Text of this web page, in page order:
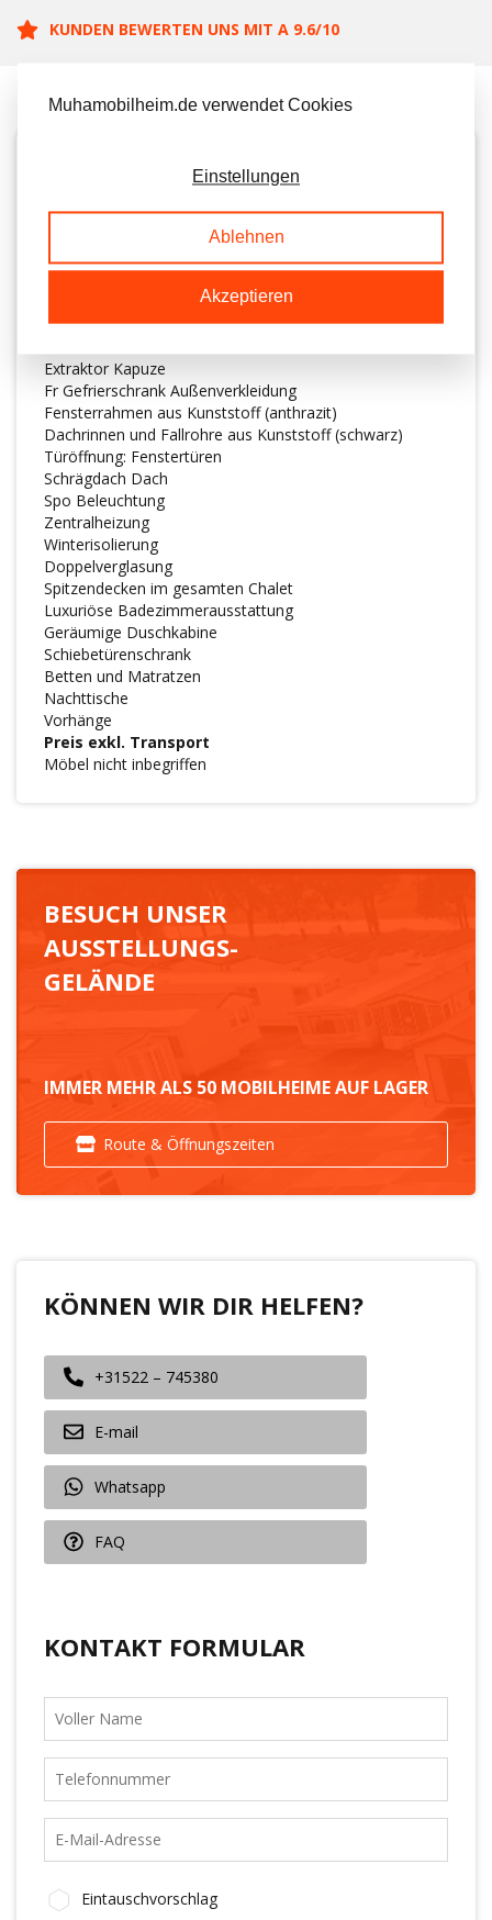
KUNDEN BEWERTEN UNS MIT A 9.6/10
BESCHREIBUNG
Dieses wunderschöne Chalet ist lichtdurchflutet, modern
eingerichtet und mit schönen Böden ausgestattet. Die
Küche
Extraktor Kapuze
Fr Gefrierschrank Außenverkleidung
Fensterrahmen aus Kunststoff (anthrazit)
Dachrinnen und Fallrohre aus Kunststoff (schwarz)
Türöffnung: Fenstertüren
Schrägdach Dach
Spo Beleuchtung
Zentralheizung
Winterisolierung
Doppelverglasung
Spitzendecken im gesamten Chalet
Luxuriöse Badezimmerausstattung
Geräumige Duschkabine
Schiebetürenschrank
Betten und Matratzen
Nachttische
Vorhänge
Preis exkl. Transport
Möbel nicht inbegriffen
BESUCH UNSER
AUSSTELLUNGS-
GELÄNDE
IMMER MEHR ALS 50 MOBILHEIME AUF LAGER
Route & Öffnungszeiten
KÖNNEN WIR DIR HELFEN?
+31522 – 745380
E-mail
Whatsapp
FAQ
KONTAKT FORMULAR
Eintauschvorschlag
Muhamobilheim.de verwendet Cookies
Einstellungen
Ablehnen
Akzeptieren